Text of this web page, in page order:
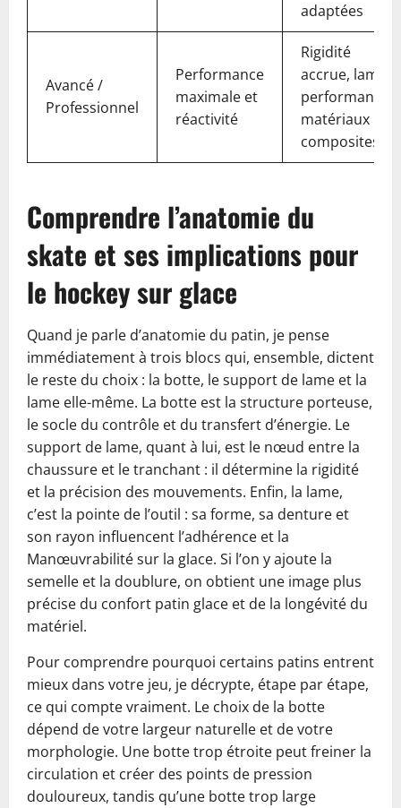
adaptées
Avancé /
Professionnel
Performance
maximale et
réactivité
Rigidité
accrue, lames
performantes,
matériaux
composites
Comprendre l’anatomie du
skate et ses implications pour
le hockey sur glace
Quand je parle d’anatomie du patin, je pense
immédiatement à trois blocs qui, ensemble, dictent
le reste du choix : la botte, le support de lame et la
lame elle-même. La botte est la structure porteuse,
le socle du contrôle et du transfert d’énergie. Le
support de lame, quant à lui, est le nœud entre la
chaussure et le tranchant : il détermine la rigidité
et la précision des mouvements. Enfin, la lame,
c’est la pointe de l’outil : sa forme, sa denture et
son rayon influencent l’adhérence et la
Manœuvrabilité sur la glace. Si l’on y ajoute la
semelle et la doublure, on obtient une image plus
précise du confort patin glace et de la longévité du
matériel.
Pour comprendre pourquoi certains patins entrent
mieux dans votre jeu, je décrypte, étape par étape,
ce qui compte vraiment. Le choix de la botte
dépend de votre largeur naturelle et de votre
morphologie. Une botte trop étroite peut freiner la
circulation et créer des points de pression
douloureux, tandis qu’une botte trop large